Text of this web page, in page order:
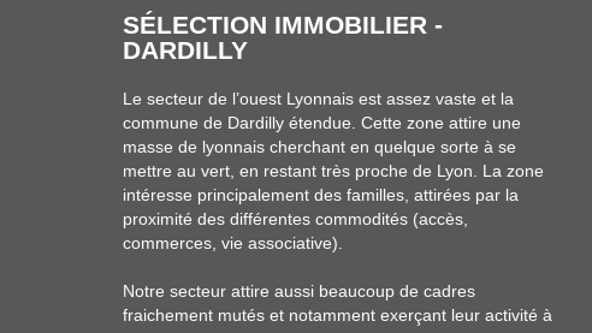
SÉLECTION IMMOBILIER -
DARDILLY
Le secteur de l’ouest Lyonnais est assez vaste et la
commune de Dardilly étendue. Cette zone attire une
masse de lyonnais cherchant en quelque sorte à se
mettre au vert, en restant très proche de Lyon. La zone
intéresse principalement des familles, attirées par la
proximité des différentes commodités (accès,
commerces, vie associative).
Notre secteur attire aussi beaucoup de cadres
fraichement mutés et notamment exerçant leur activité à